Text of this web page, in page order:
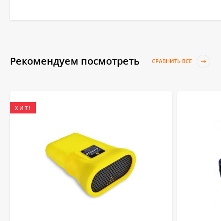
Рекомендуем посмотреть СРАВНИТЬ ВСЕ
ХИТ!